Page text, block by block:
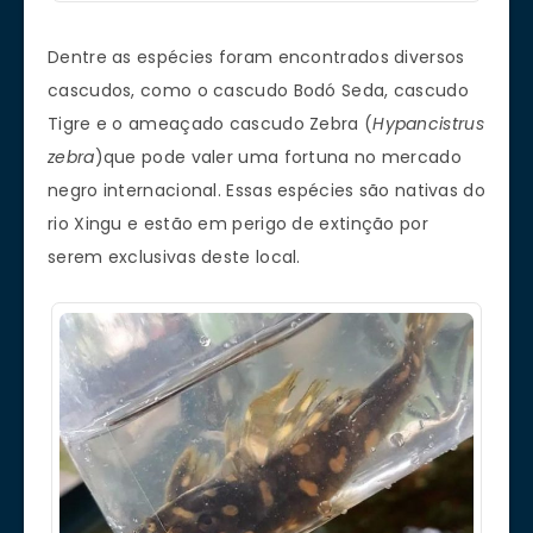
Dentre as espécies foram encontrados diversos
cascudos, como o cascudo Bodó Seda, cascudo
Tigre e o ameaçado cascudo Zebra (Hypancistrus
zebra)que pode valer uma fortuna no mercado
negro internacional. Essas espécies são nativas do
rio Xingu e estão em perigo de extinção por
serem exclusivas deste local.